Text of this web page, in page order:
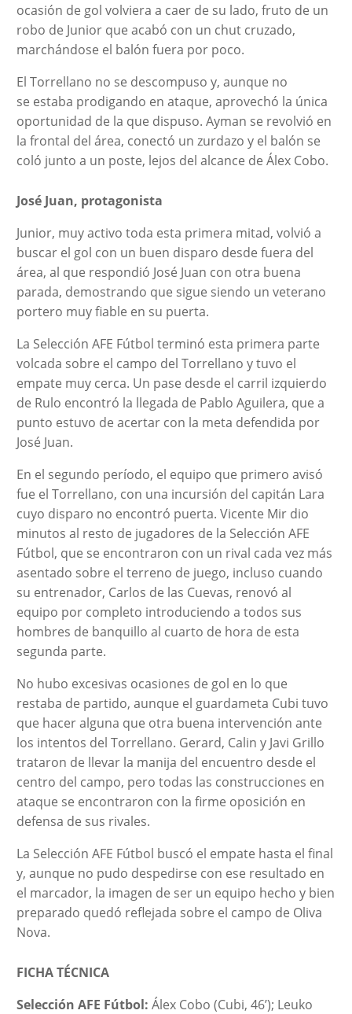
ocasión de gol volviera a caer de su lado, fruto de un
robo de Junior que acabó con un chut cruzado,
marchándose el balón fuera por poco.
El Torrellano no se descompuso y, aunque no
se estaba prodigando en ataque, aprovechó la única
oportunidad de la que dispuso. Ayman se revolvió en
la frontal del área, conectó un zurdazo y el balón se
coló junto a un poste, lejos del alcance de Álex Cobo.
José Juan, protagonista
Junior, muy activo toda esta primera mitad, volvió a
buscar el gol con un buen disparo desde fuera del
área, al que respondió José Juan con otra buena
parada, demostrando que sigue siendo un veterano
portero muy fiable en su puerta.
La Selección AFE Fútbol terminó esta primera parte
volcada sobre el campo del Torrellano y tuvo el
empate muy cerca. Un pase desde el carril izquierdo
de Rulo encontró la llegada de Pablo Aguilera, que a
punto estuvo de acertar con la meta defendida por
José Juan.
En el segundo período, el equipo que primero avisó
fue el Torrellano, con una incursión del capitán Lara
cuyo disparo no encontró puerta. Vicente Mir dio
minutos al resto de jugadores de la Selección AFE
Fútbol, que se encontraron con un rival cada vez más
asentado sobre el terreno de juego, incluso cuando
su entrenador, Carlos de las Cuevas, renovó al
equipo por completo introduciendo a todos sus
hombres de banquillo al cuarto de hora de esta
segunda parte.
No hubo excesivas ocasiones de gol en lo que
restaba de partido, aunque el guardameta Cubi tuvo
que hacer alguna que otra buena intervención ante
los intentos del Torrellano. Gerard, Calin y Javi Grillo
trataron de llevar la manija del encuentro desde el
centro del campo, pero todas las construcciones en
ataque se encontraron con la firme oposición en
defensa de sus rivales.
La Selección AFE Fútbol buscó el empate hasta el final
y, aunque no pudo despedirse con ese resultado en
el marcador, la imagen de ser un equipo hecho y bien
preparado quedó reflejada sobre el campo de Oliva
Nova.
FICHA TÉCNICA
Selección AFE Fútbol: Álex Cobo (Cubi, 46’); Leuko